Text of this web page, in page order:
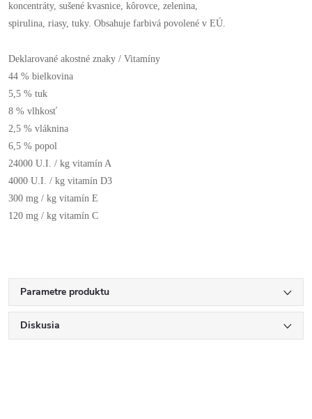
koncentráty, sušené kvasnice, kôrovce, zelenina,
spirulina, riasy, tuky. Obsahuje farbivá povolené v EÚ.
Deklarované akostné znaky / Vitamíny
44 % bielkovina
5,5 % tuk
8 % vlhkosť
2,5 % vláknina
6,5 % popol
24000 U.I. / kg vitamín A
4000 U.I. / kg vitamín D3
300 mg / kg vitamín E
120 mg / kg vitamín C
Parametre produktu
Diskusia